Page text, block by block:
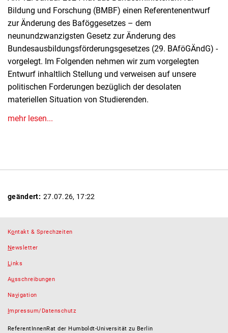
Bildung und Forschung (BMBF) einen Referentenentwurf
zur Änderung des Baföggesetzes – dem
neunundzwanzigsten Gesetz zur Änderung des
Bundesausbildungsförderungsgesetzes (29. BAföGÄndG) -
vorgelegt. Im Folgenden nehmen wir zum vorgelegten
Entwurf inhaltlich Stellung und verweisen auf unsere
politischen Forderungen bezüglich der desolaten
materiellen Situation von Studierenden.
mehr lesen...
geändert: 27.07.26, 17:22
Kontakt & Sprechzeiten
Newsletter
Links
Ausschreibungen
Navigation
Impressum/Datenschutz
ReferentInnenRat der Humboldt-Universität zu Berlin